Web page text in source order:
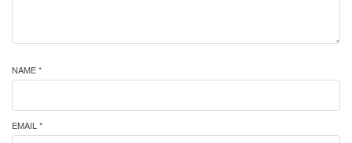
NAME *
EMAIL *